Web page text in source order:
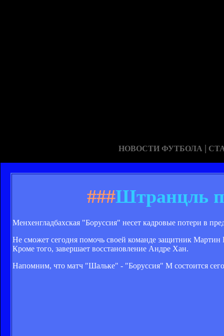
НОВОСТИ ФУТБОЛА |
###Штранцль
Менхенгладбахская "Боруссия" несет кадровые потери в
Не сможет сегодня помочь своей команде защитник
Кроме того, завершает восстановление Андре Хан.
Напомним, что матч "Шальке" - "Боруссия" М состоится